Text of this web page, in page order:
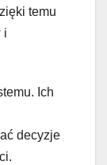
temu
i
Ich
decyzje